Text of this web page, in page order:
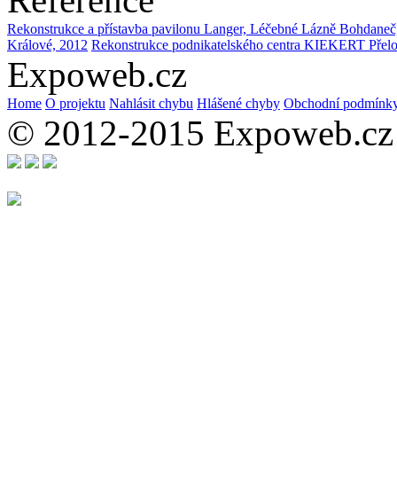
Rekonstrukce a přístavba pavilonu Langer, Léčebné Lázně
Králové, 2012 Rekonstrukce podnikatelského centra KIEKERT
Expoweb.cz
Home O projektu Nahlásit chybu Hlášené chyby Obchodní
© 2012-2015 Expoweb.cz